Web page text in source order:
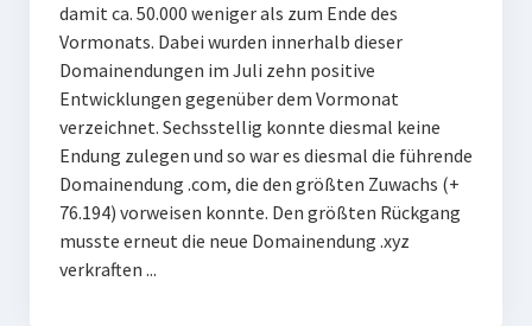
damit ca. 50.000 weniger als zum Ende des
Vormonats. Dabei wurden innerhalb dieser
Domainendungen im Juli zehn positive
Entwicklungen gegenüber dem Vormonat
verzeichnet. Sechsstellig konnte diesmal keine
Endung zulegen und so war es diesmal die führende
Domainendung .com, die den größten Zuwachs (+
76.194) vorweisen konnte. Den größten Rückgang
musste erneut die neue Domainendung .xyz
verkraften ...